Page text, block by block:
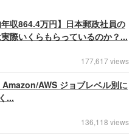
年収864.4万円】日本郵政社員の
際いくらもらっているのか？...
177,617 views
Amazon/AWS ジョブレベル別に
...
136,118 views